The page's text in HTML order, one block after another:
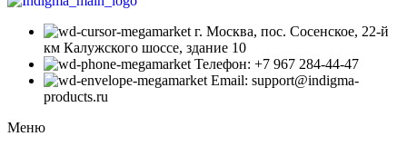
г. Москва, пос. Сосенское, 22-й
км Калужского шоссе, здание 10
Телефон: +7 967 284-44-47
Email: support@indigma-
products.ru
Меню